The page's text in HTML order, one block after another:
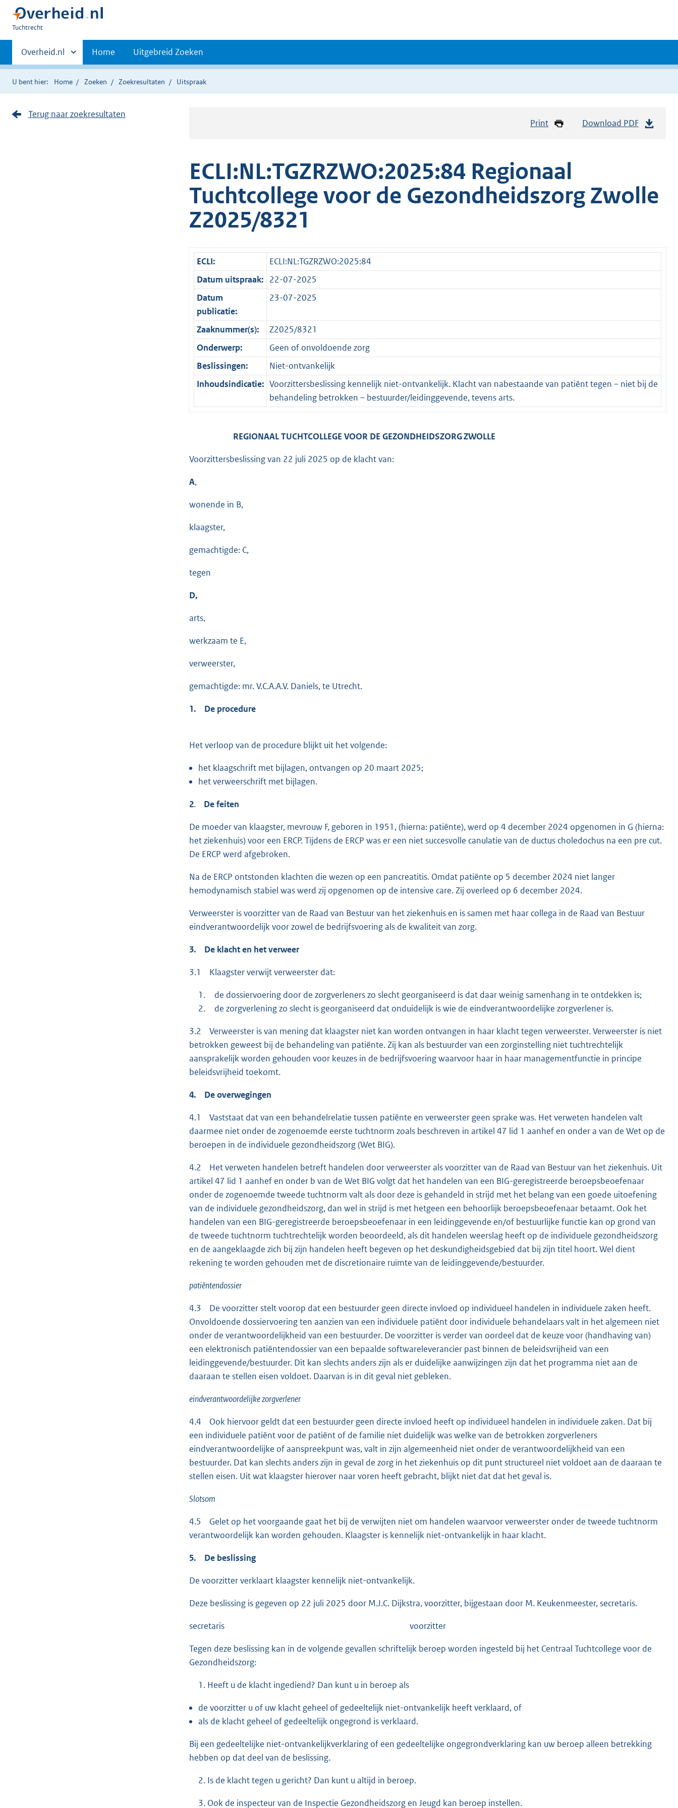
U
hier:
Tuchtrecht
Primaire
navigatie
Andere
sites
binnen
Overheid.nl Home Uitgebreid Zoeken
U bent hier: Home Zoeken Zoekresultaten Uitspraak
Print Download PDF
ECLI:NL:TGZRZWO:2025:84 Regionaal
Tuchtcollege voor de Gezondheidszorg Zwolle
Z2025/8321
ECLI:
ECLI:NL:TGZRZWO:2025:84
Datum uitspraak: 22-07-2025
Datum
publicatie:
23-07-2025
Zaaknummer(s):
Z2025/8321
Onderwerp:
Geen of onvoldoende zorg
Beslissingen:
Niet-ontvankelijk
Inhoudsindicatie: Voorzittersbeslissing kennelijk niet-ontvankelijk. Klacht van nabestaande van patiënt tegen – niet bij de
behandeling betrokken – bestuurder/leidinggevende, tevens arts.
REGIONAAL TUCHTCOLLEGE VOOR DE GEZONDHEIDSZORG ZWOLLE
Voorzittersbeslissing van 22 juli 2025 op de klacht van:
A,
wonende in B,
klaagster,
gemachtigde: C,
tegen
D,
arts,
werkzaam te E,
verweerster,
gemachtigde: mr. V.C.A.A.V. Daniels, te Utrecht.
1. De procedure
Het verloop van de procedure blijkt uit het volgende:
het klaagschrift met bijlagen, ontvangen op 20 maart 2025;
het verweerschrift met bijlagen.
2. De feiten
De moeder van klaagster, mevrouw F, geboren in 1951, (hierna: patiënte), werd op 4 december 2024 opgenomen in G (hierna:
het ziekenhuis) voor een ERCP. Tijdens de ERCP was er een niet succesvolle canulatie van de ductus choledochus na een pre cut.
De ERCP werd afgebroken.
Na de ERCP ontstonden klachten die wezen op een pancreatitis. Omdat patiënte op 5 december 2024 niet langer
hemodynamisch stabiel was werd zij opgenomen op de intensive care. Zij overleed op 6 december 2024.
Verweerster is voorzitter van de Raad van Bestuur van het ziekenhuis en is samen met haar collega in de Raad van Bestuur
eindverantwoordelijk voor zowel de bedrijfsvoering als de kwaliteit van zorg.
3. De klacht en het verweer
3.1 Klaagster verwijt verweerster dat:
de dossiervoering door de zorgverleners zo slecht georganiseerd is dat daar weinig samenhang in te ontdekken is;
de zorgverlening zo slecht is georganiseerd dat onduidelijk is wie de eindverantwoordelijke zorgverlener is.
3.2 Verweerster is van mening dat klaagster niet kan worden ontvangen in haar klacht tegen verweerster. Verweerster is niet
betrokken geweest bij de behandeling van patiënte. Zij kan als bestuurder van een zorginstelling niet tuchtrechtelijk
aansprakelijk worden gehouden voor keuzes in de bedrijfsvoering waarvoor haar in haar managementfunctie in principe
beleidsvrijheid toekomt.
4. De overwegingen
4.1 Vaststaat dat van een behandelrelatie tussen patiënte en verweerster geen sprake was. Het verweten handelen valt
daarmee niet onder de zogenoemde eerste tuchtnorm zoals beschreven in artikel 47 lid 1 aanhef en onder a van de Wet op de
beroepen in de individuele gezondheidszorg (Wet BIG).
4.2 Het verweten handelen betreft handelen door verweerster als voorzitter van de Raad van Bestuur van het ziekenhuis. Uit
artikel 47 lid 1 aanhef en onder b van de Wet BIG volgt dat het handelen van een BIG-geregistreerde beroepsbeoefenaar
onder de zogenoemde tweede tuchtnorm valt als door deze is gehandeld in strijd met het belang van een goede uitoefening
van de individuele gezondheidszorg, dan wel in strijd is met hetgeen een behoorlijk beroepsbeoefenaar betaamt. Ook het
handelen van een BIG-geregistreerde beroepsbeoefenaar in een leidinggevende en/of bestuurlijke functie kan op grond van
de tweede tuchtnorm tuchtrechtelijk worden beoordeeld, als dit handelen weerslag heeft op de individuele gezondheidszorg
en de aangeklaagde zich bij zijn handelen heeft begeven op het deskundigheidsgebied dat bij zijn titel hoort. Wel dient
rekening te worden gehouden met de discretionaire ruimte van de leidinggevende/bestuurder.
patiëntendossier
4.3 De voorzitter stelt voorop dat een bestuurder geen directe invloed op individueel handelen in individuele zaken heeft.
Onvoldoende dossiervoering ten aanzien van een individuele patiënt door individuele behandelaars valt in het algemeen niet
onder de verantwoordelijkheid van een bestuurder. De voorzitter is verder van oordeel dat de keuze voor (handhaving van)
een elektronisch patiëntendossier van een bepaalde softwareleverancier past binnen de beleidsvrijheid van een
leidinggevende/bestuurder. Dit kan slechts anders zijn als er duidelijke aanwijzingen zijn dat het programma niet aan de
daaraan te stellen eisen voldoet. Daarvan is in dit geval niet gebleken.
eindverantwoordelijke zorgverlener
4.4 Ook hiervoor geldt dat een bestuurder geen directe invloed heeft op individueel handelen in individuele zaken. Dat bij
een individuele patiënt voor de patiënt of de familie niet duidelijk was welke van de betrokken zorgverleners
eindverantwoordelijke of aanspreekpunt was, valt in zijn algemeenheid niet onder de verantwoordelijkheid van een
bestuurder. Dat kan slechts anders zijn in geval de zorg in het ziekenhuis op dit punt structureel niet voldoet aan de daaraan te
stellen eisen. Uit wat klaagster hierover naar voren heeft gebracht, blijkt niet dat dat het geval is.
Slotsom
4.5 Gelet op het voorgaande gaat het bij de verwijten niet om handelen waarvoor verweerster onder de tweede tuchtnorm
verantwoordelijk kan worden gehouden. Klaagster is kennelijk niet-ontvankelijk in haar klacht.
5. De beslissing
De voorzitter verklaart klaagster kennelijk niet-ontvankelijk.
Deze beslissing is gegeven op 22 juli 2025 door M.J.C. Dijkstra, voorzitter, bijgestaan door M. Keukenmeester, secretaris.
secretaris voorzitter
Tegen deze beslissing kan in de volgende gevallen schriftelijk beroep worden ingesteld bij het Centraal Tuchtcollege voor de
Gezondheidszorg:
Heeft u de klacht ingediend? Dan kunt u in beroep als
de voorzitter u of uw klacht geheel of gedeeltelijk niet-ontvankelijk heeft verklaard, of
als de klacht geheel of gedeeltelijk ongegrond is verklaard.
Bij een gedeeltelijke niet-ontvankelijkverklaring of een gedeeltelijke ongegrondverklaring kan uw beroep alleen betrekking
hebben op dat deel van de beslissing.
Is de klacht tegen u gericht? Dan kunt u altijd in beroep.
Ook de inspecteur van de Inspectie Gezondheidszorg en Jeugd kan beroep instellen.
Terug naar zoekresultaten